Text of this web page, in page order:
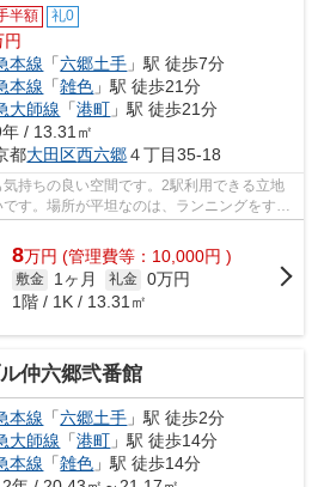
半額 礼0
円
本線 「六郷土手 」駅 徒歩7分
本線 「雑色 」駅 徒歩21分
大師線 「港町 」駅 徒歩21分
/ 13.31㎡
都大田区西六郷４丁目35-18
持ちの良い空間です。2駅利用できる立地
す。場所が平坦なのは、ランニングをする
8万円 (管理費等：10,000円 )
敷金 1ヶ月 礼金 0万円
1階 / 1K / 13.31㎡
仲六郷弐番館
本線 「六郷土手 」駅 徒歩2分
大師線 「港町 」駅 徒歩14分
本線 「雑色 」駅 徒歩14分